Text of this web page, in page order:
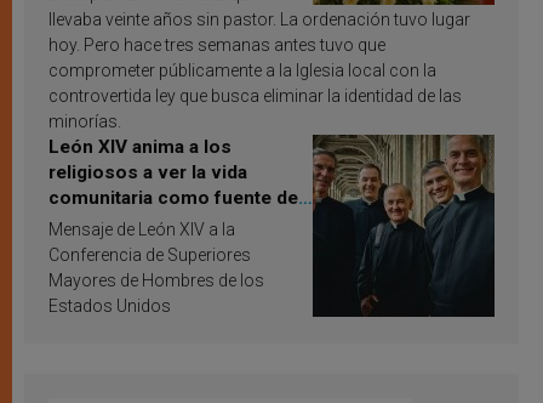
llevaba veinte años sin pastor. La ordenación tuvo lugar
hoy. Pero hace tres semanas antes tuvo que
comprometer públicamente a la Iglesia local con la
controvertida ley que busca eliminar la identidad de las
minorías.
León XIV anima a los
religiosos a ver la vida
comunitaria como fuente de
inspiración y santificación
Mensaje de León XIV a la
Conferencia de Superiores
Mayores de Hombres de los
Estados Unidos